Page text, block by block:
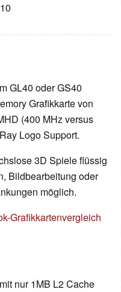
GL40 oder GS40
Grafikkarte von
(400 MHz versus
Logo Support.
3D Spiele flüssig
Bildbearbeitung oder
möglich.
Grafikkartenvergleich
nur 1MB L2 Cache